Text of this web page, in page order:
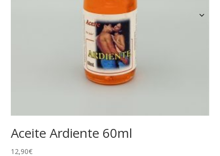
Aceite Ardiente 60ml
12,90€